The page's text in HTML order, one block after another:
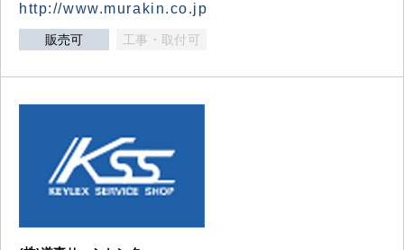
http://www.murakin.co.jp
販売可 工事・取付可